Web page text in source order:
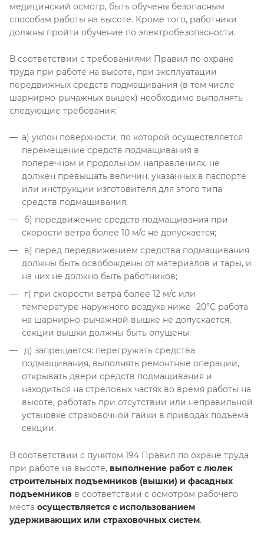
медицинский осмотр, быть обучены безопасным
способам работы на высоте. Кроме того, работники
должны пройти обучение по электробезопасности.
В соответствии с требованиями Правил по охране
труда при работе на высоте, при эксплуатации
передвижных средств подмащивания (в том числе
шарнирно-рычажных вышек) необходимо выполнять
следующие требования:
а) уклон поверхности, по которой осуществляется
перемещение средств подмащивания в
поперечном и продольном направлениях, не
должен превышать величин, указанных в паспорте
или инструкции изготовителя для этого типа
средств подмащивания;
б) передвижение средств подмащивания при
скорости ветра более 10 м/с не допускается;
в) перед передвижением средства подмащивания
должны быть освобождены от материалов и тары, и
на них не должно быть работников;
г) при скорости ветра более 12 м/с или
температуре наружного воздуха ниже -20°С работа
на шарнирно-рычажной вышке не допускается,
секции вышки должны быть опущены;
д) запрещается: перегружать средства
подмащивания, выполнять ремонтные операции,
открывать двери средств подмащивания и
находиться на стреловых частях во время работы на
высоте, работать при отсутствии или неправильной
установке страховочной гайки в приводах подъема
секции.
В соответствии с пунктом 194 Правил по охране труда
при работе на высоте, выполнение работ с люлек
строительных подъемников (вышки) и фасадных
подъемников в соответствии с осмотром рабочего
места осуществляется с использованием
удерживающих или страховочных систем.